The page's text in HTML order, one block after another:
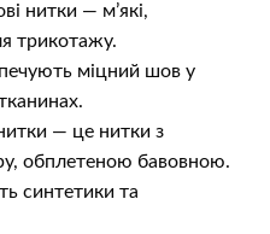
нитки — м’які,
трикотажу.
міцний шов у
— це нитки з
обплетеною бавовною.
синтетики та